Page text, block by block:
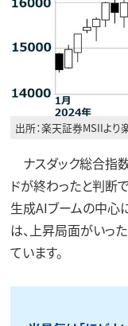
出所：楽天証券MSIIよ
ナスダック総合指
ドが終わったと判断
生成AIブームの中心
は、上昇局面がいっ
ています。